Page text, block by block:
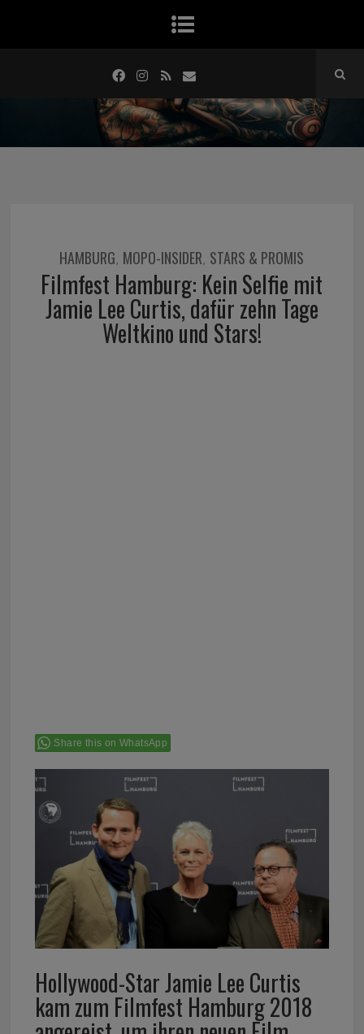
HAMBURG, MOPO-INSIDER, STARS & PROMIS
Filmfest Hamburg: Kein Selfie mit
Jamie Lee Curtis, dafür zehn Tage
Weltkino und Stars!
Share this on WhatsApp
Hollywood-Star Jamie Lee Curtis
kam zum Filmfest Hamburg 2018